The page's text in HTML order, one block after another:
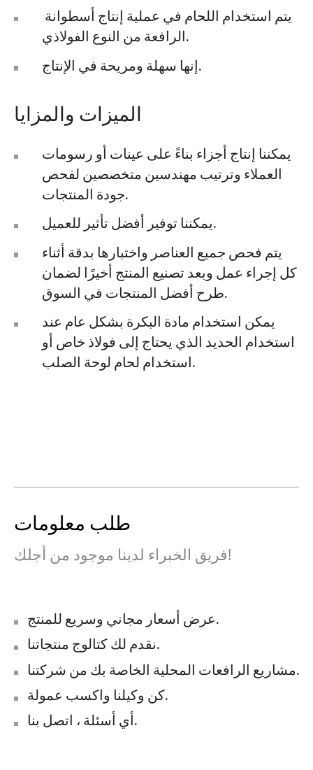
الرافعة من النوع الفولاذي.
إنها سهلة ومريحة في الإنتاج.
الميزات والمزايا
يمكننا إنتاج أجزاء بناءً على عينات أو رسومات
العملاء وترتيب مهندسين متخصصين لفحص
جودة المنتجات.
يمكننا توفير أفضل تأثير للعميل.
يتم فحص جميع العناصر واختبارها بدقة أثناء
كل إجراء عمل وبعد تصنيع المنتج أخيرًا لضمان
طرح أفضل المنتجات في السوق.
يمكن استخدام مادة البكرة بشكل عام عند
استخدام الحديد الذي يحتاج إلى فولاذ خاص أو
استخدام لحام لوحة الصلب.
طلب معلومات
فريق الخبراء لدينا موجود من أجلك!
عرض أسعار مجاني وسريع للمنتج.
نقدم لك كتالوج منتجاتنا.
مشاريع الرافعات المحلية الخاصة بك من شركتنا.
كن وكيلنا واكسب عمولة.
أي أسئلة ، اتصل بنا.